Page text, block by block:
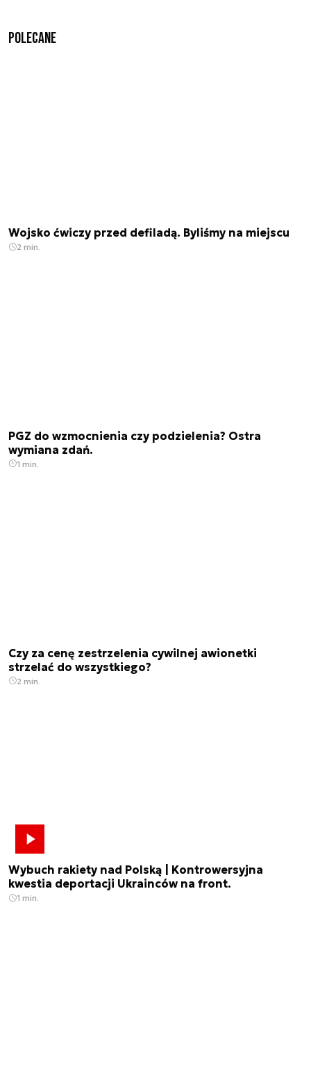
Polecane
Wojsko ćwiczy przed defiladą. Byliśmy na miejscu
2 min.
PGZ do wzmocnienia czy podzielenia? Ostra
wymiana zdań.
1 min.
Czy za cenę zestrzelenia cywilnej awionetki
strzelać do wszystkiego?
2 min.
Wybuch rakiety nad Polską | Kontrowersyjna
kwestia deportacji Ukrainców na front.
1 min.